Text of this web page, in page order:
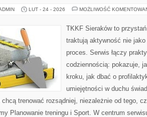
LUT - 24 - 2026 MOŻLIWOŚĆ
TKKF Sieraków to
traktują aktywność nie
proces. Serwis łączy
codziennością: pokazuje,
kroku, jak dbać o
umiejętności w duchu
trenować rozsądniej, niezależnie od tego,
Planowanie treningu i Sport. W centrum